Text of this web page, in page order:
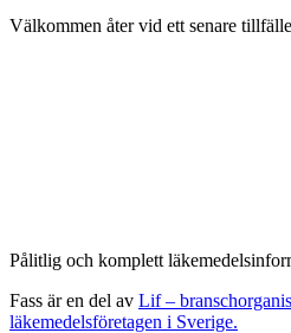
Välkommen åter vid ett senare
Pålitlig och komplett
Fass är en del av Lif –
läkemedelsföretagen i Sverige.